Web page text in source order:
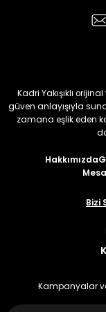
Kadri Yakışıklı
güven anlayışıyla
zamana eşlik eden
Hakkımızda
Bizi
Kampanyalar